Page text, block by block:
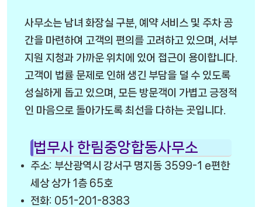
사무소는 남녀 화장실 구분, 예약 서비스 및 주차 공
간을 마련하여 고객의 편의를 고려하고 있으며, 서부
지원 지청과 가까운 위치에 있어 접근이 용이합니다.
고객이 법률 문제로 인해 생긴 부담을 덜 수 있도록
성실하게 돕고 있으며, 모든 방문객이 가볍고 긍정적
인 마음으로 돌아가도록 최선을 다하는 곳입니다.
법무사 한림중앙합동사무소
주소: 부산광역시 강서구 명지동 3599-1 e편한
세상 상가 1층 65호
전화: 051-201-8383